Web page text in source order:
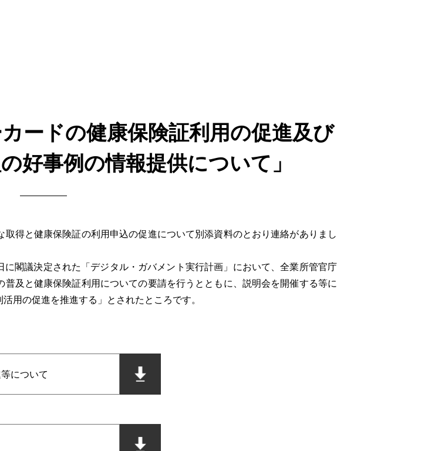
ードの健康保険証利用の促進及び
好事例の情報提供について」
得と健康保険証の利用申込の促進について別添資料のとおり連絡がありまし
閣議決定された「デジタル・ガバメント実行計画」において、全業所管官庁
及と健康保険証利用についての要請を行うとともに、説明会を開催する等に
用の促進を推進する」とされたところです。
について